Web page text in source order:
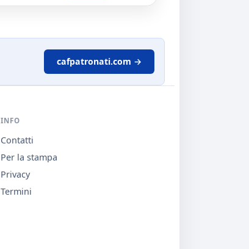
cafpatronati.com →
INFO
Contatti
Per la stampa
Privacy
Termini